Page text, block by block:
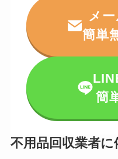
メ
簡単
簡
不用品回収業者